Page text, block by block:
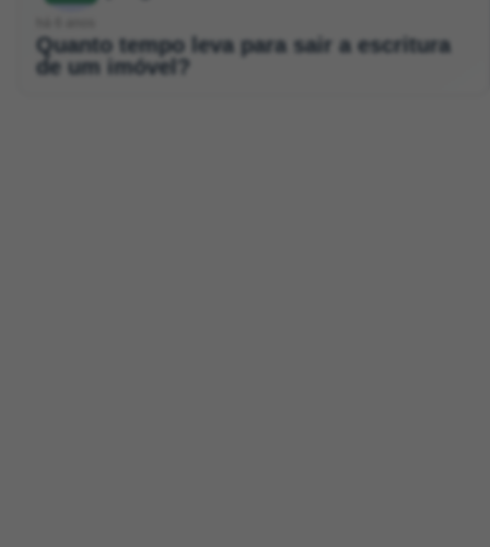
Quanto tempo leva para sair a escritura
de um imóvel?